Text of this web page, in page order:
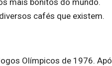
mais bonitos do mundo.
cafés que existem.
Olímpicos de 1976.